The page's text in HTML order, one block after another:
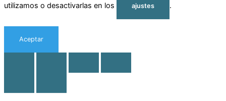
utilizamos o desactivarlas en los
ajustes .
Aceptar